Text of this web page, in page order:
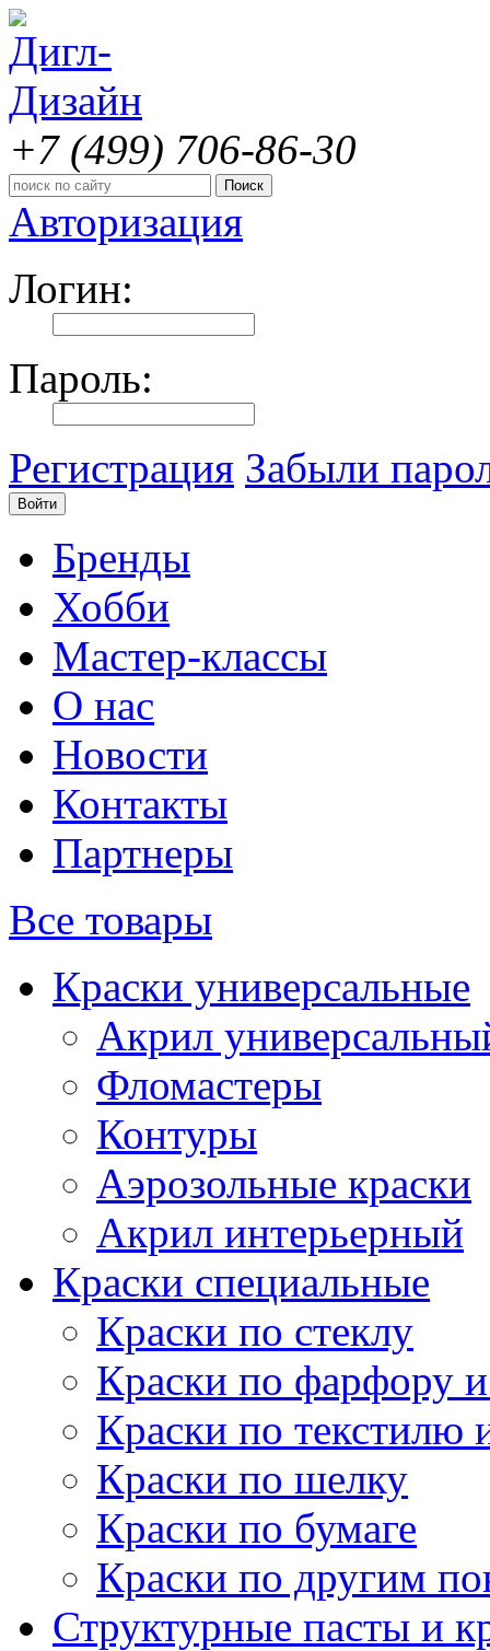
+7 (499) 706-86-30
Авторизация
Логин:
Пароль:
Регистрация Забыли
Бренды
Хобби
Мастер-классы
О нас
Новости
Контакты
Партнеры
Все товары
Краски универсальные
Акрил
Фломастеры
Контуры
Аэрозольные краски
Акрил интерьерный
Краски специальные
Краски по стеклу
Краски по фарфору
Краски по текстилю
Краски по шелку
Краски по бумаге
Краски по другим
Структурные пасты и